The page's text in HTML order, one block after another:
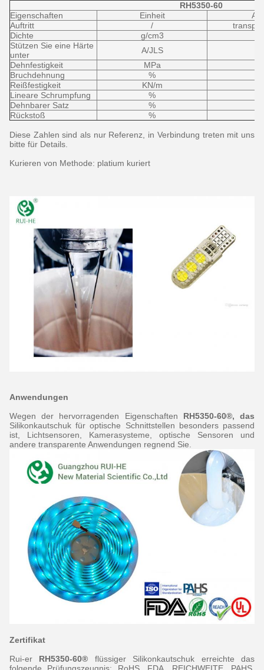
RH5350-60
Eigenschaften
Einheit
A
Auftritt
/
Dichte
g/cm3
Stützen Sie eine Härte
unter
A/JLS
Dehnfestigkeit
MPa
Bruchdehnung
%
Reißfestigkeit
KN/m
Lineare Schrumpfung
%
Dehnbarer Satz
%
Rückstoß
%
Diese Zahlen sind als nur Referenz, in Verbindung treten mit uns
bitte für Details.
Kurieren von Methode: platium kuriert
Anwendungen
Wegen der hervorragenden Eigenschaften RH5350-60®, das
Silikonkautschuk für optische Schnittstellen besonders passend
ist, Lichtsensoren, Kamerasysteme, optische Sensoren und
andere transparente Anwendungen regnend Sie.
Zertifikat
Rui-er RH5350-60® flüssiger Silikonkautschuk erreichte das